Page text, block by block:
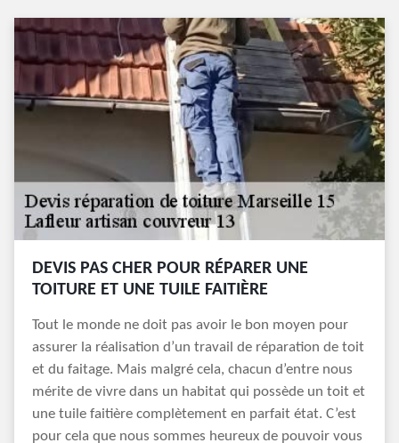
DEVIS PAS CHER POUR RÉPARER UNE
TOITURE ET UNE TUILE FAITIÈRE
Tout le monde ne doit pas avoir le bon moyen pour
assurer la réalisation d’un travail de réparation de toit
et du faitage. Mais malgré cela, chacun d’entre nous
mérite de vivre dans un habitat qui possède un toit et
une tuile faitière complètement en parfait état. C’est
pour cela que nous sommes heureux de pouvoir vous